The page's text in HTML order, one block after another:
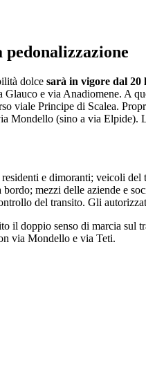
pedonalizzazione
dolce sarà in vigore dal 20
e via Anadiomene. A
viale Principe di Scalea.
Mondello (sino a via
e dimoranti; veicoli
mezzi delle aziende e
del transito. Gli
il doppio senso di marcia
via Mondello e via Teti.